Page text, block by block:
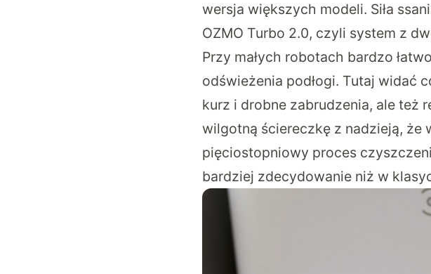
wersja większych modeli. Siła
OZMO Turbo 2.0, czyli system z
Przy małych robotach bardzo
odświeżenia podłogi. Tutaj widać
kurz i drobne zabrudzenia, ale też
wilgotną ściereczkę z nadzieją, że
pięciostopniowy proces
bardziej zdecydowanie niż w